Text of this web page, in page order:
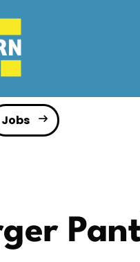
Jobs